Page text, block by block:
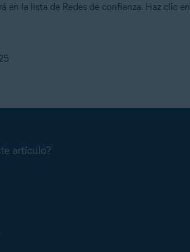
en la lista de Redes de confianza. Haz clic en
artículo?